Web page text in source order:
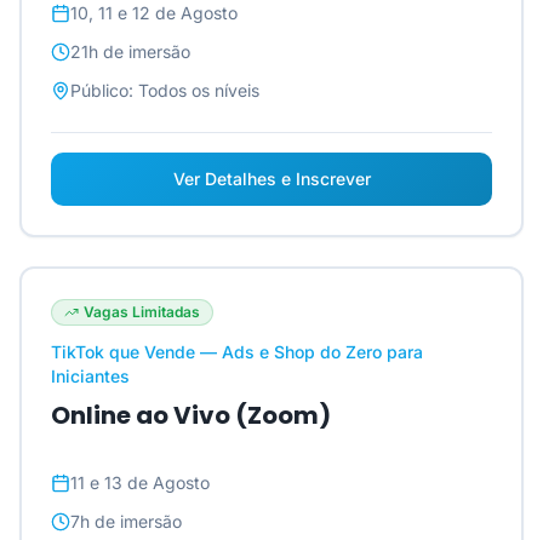
10, 11 e 12 de Agosto
21h de imersão
Público: Todos os níveis
Ver Detalhes e Inscrever
Vagas Limitadas
TikTok que Vende — Ads e Shop do Zero para
Iniciantes
Online ao Vivo (Zoom)
11 e 13 de Agosto
7h de imersão